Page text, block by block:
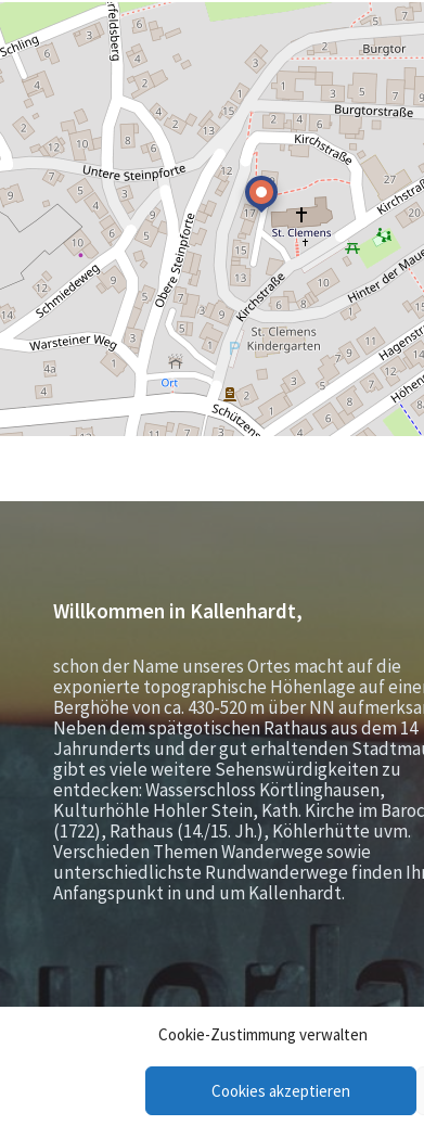
Cookie-Zustimmung verwalten
Cookies akzeptieren
Willkommen in Kallenhardt,
schon der Name unseres Ortes macht auf die
exponierte topographische Höhenlage auf
Berghöhe von ca. 430-520 m über NN
Neben dem spätgotischen Rathaus aus dem 14
Jahrunderts und der gut erhaltenden
gibt es viele weitere Sehenswürdigkeiten zu
entdecken: Wasserschloss Körtlinghausen,
Kulturhöhle Hohler Stein, Kath. Kirche im
(1722), Rathaus (14./15. Jh.), Köhlerhütte uvm.
Verschieden Themen Wanderwege sowie
unterschiedlichste Rundwanderwege finden
Anfangspunkt in und um Kallenhardt.